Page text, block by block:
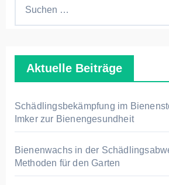
n
n
a
c
h
:
Aktuelle Beiträge
Schädlingsbekämpfung im
Imker zur Bienengesundheit
Bienenwachs in der
Methoden für den Garten